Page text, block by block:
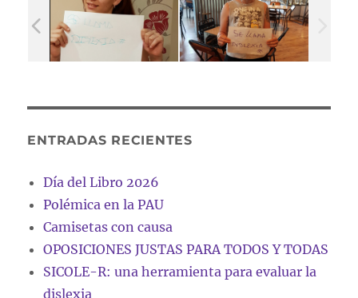
ENTRADAS RECIENTES
Día del Libro 2026
Polémica en la PAU
Camisetas con causa
OPOSICIONES JUSTAS PARA TODOS Y TODAS
SICOLE-R: una herramienta para evaluar la
dislexia